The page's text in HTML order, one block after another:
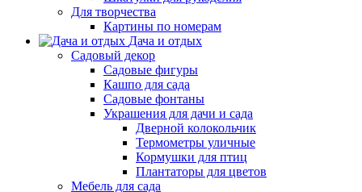
Для творчества
Картины по номерам
Дача и отдых
Садовый декор
Садовые фигуры
Кашпо для сада
Садовые фонтаны
Украшения для дачи и сада
Дверной колокольчик
Термометры уличные
Кормушки для птиц
Плантаторы для цветов
Мебель для сада